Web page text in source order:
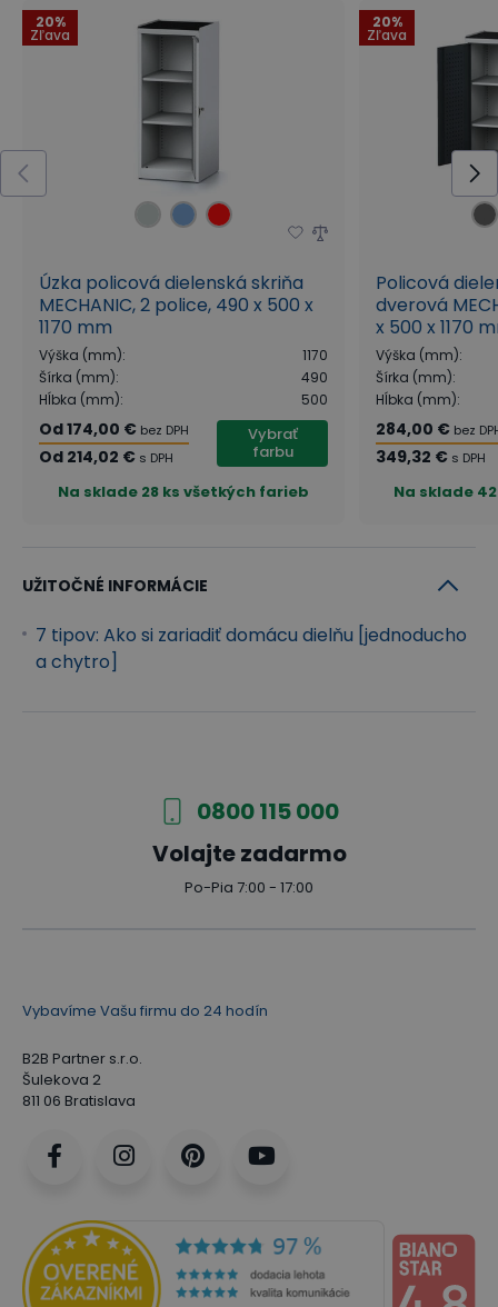
20%
Zľava
Úzka policová dielenská skriňa
MECHANIC, 2 police, 490 x 500 x
1170 mm
Výška (mm):
1170
Šírka (mm):
490
Hĺbka (mm): 500
Od174,00 € bez DPH
Od 214,02 € s DPH
Vybrať
farbu
Na sklade 28 ks všetkých farieb
20%
Zľava
Policová
dverová
x 500 x 1170
Výška (mm):
Šírka (mm):
Hĺbka (mm):
284,00 € bez
349,32 € s DPH
Na sklade
UŽITOČNÉ INFORMÁCIE
7 tipov: Ako si zariadiť domácu dielňu [jednoducho
a chytro]
0800 115 000
Volajte zadarmo
Po-Pia 7:00 - 17:00
Vybavíme Vašu firmu do 24 hodín
B2B Partner s.r.o.
Šulekova 2
811 06 Bratislava